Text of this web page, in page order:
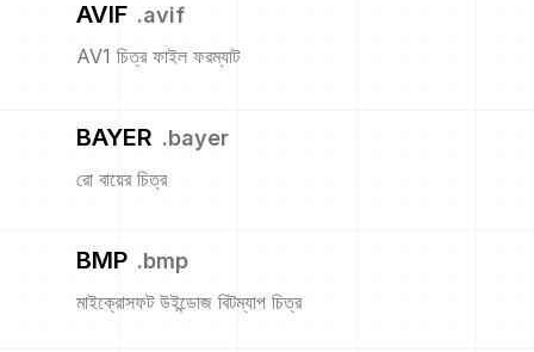
AVIF .avif
AV1 চিত্র ফাইল ফরম্যাট
BAYER .bayer
রো বায়ের চিত্র
BMP .bmp
মাইক্রোসফট উইন্ডোজ বিটম্যাপ চিত্র